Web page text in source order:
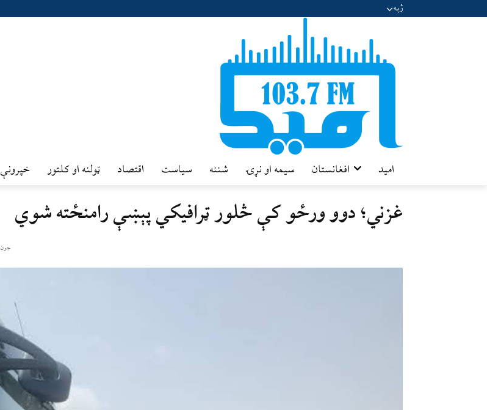
ژبه
امید افغانستان سیمه او نړۍ شننه سیاست اقتصاد ټولنه او کلتور خپرونې
غزني؛ دوو ورځو کې څلور ټرافیکي پېښې رامنځته شوي
جون 27, 2025